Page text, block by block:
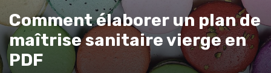
Comment élaborer un plan de
maîtrise sanitaire vierge en
PDF